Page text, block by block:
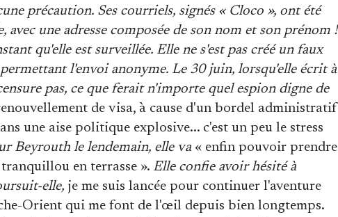
précaution. Ses courriels, signés « Cloco », ont été
avec une adresse composée de son nom et son prénom !
qu'elle est surveillée. Elle ne s'est pas créé un faux
l'envoi anonyme. Le 30 juin, lorsqu'elle écrit à
pas, ce que ferait n'importe quel espion digne de
de visa, à cause d'un bordel administratif
une aise politique explosive... c'est un peu le stress
Beyrouth le lendemain, elle va« enfin pouvoir prendre
en terrasse ». Elle confie avoir hésité à
elle, je me suis lancée pour continuer l'aventure
Orient qui me font de l'œil depuis bien longtemps.